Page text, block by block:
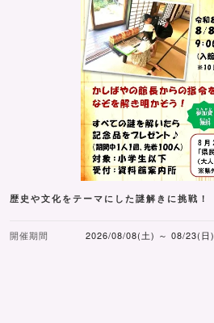
歴史や文化をテーマにした謎解きに挑戦！
開催期間 2026/08/08(土) ～ 08/23(日)